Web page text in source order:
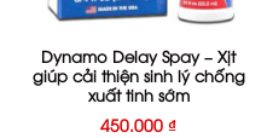
Dynamo Delay Spay – Xịt
giúp cải thiện sinh lý chống
xuất tinh sớm
450.000 ₫